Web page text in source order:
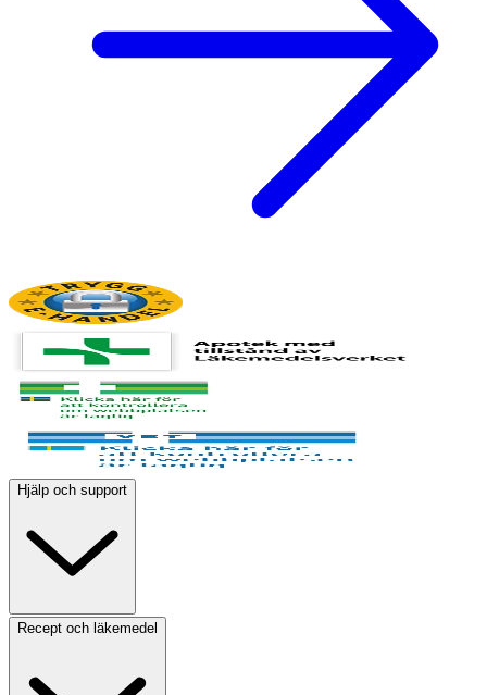
Hjälp och support
Recept och läkemedel